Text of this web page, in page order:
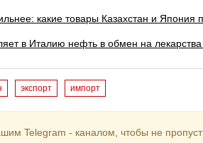
какие товары Казахстан и Япония
в Италию нефть в обмен на
экспорт импорт
Telegram - каналом, чтобы не